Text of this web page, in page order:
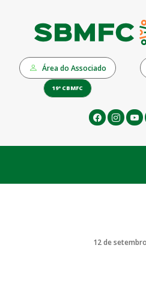
Área do Associado
19º CBMFC
12 de